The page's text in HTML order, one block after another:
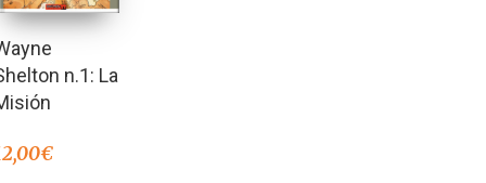
n.1: La
€